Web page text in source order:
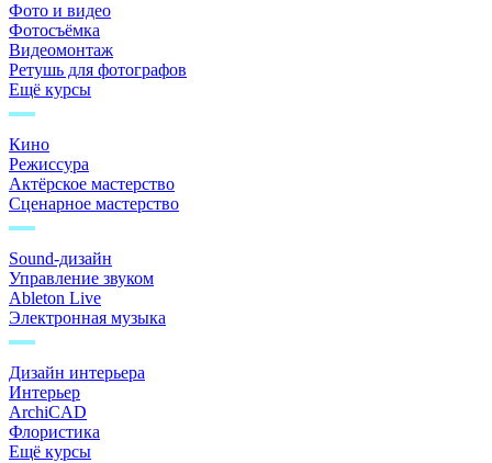
Фото и видео
Фотосъёмка
Видеомонтаж
Ретушь для фотографов
Ещё курсы
Кино
Режиссура
Актёрское мастерство
Сценарное мастерство
Sound-дизайн
Управление звуком
Ableton Live
Электронная музыка
Дизайн интерьера
Интерьер
ArchiCAD
Флористика
Ещё курсы